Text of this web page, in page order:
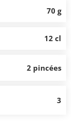
70 g
12 cl
2 pincées
3